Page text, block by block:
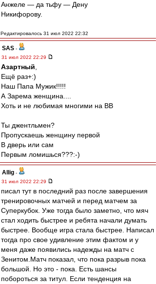
Анжеле — да тьфу — Дену
Никифорову.
Редактировалось 31 июл 2022 22:32
SAS -
31 июл 2022 22:29
Азартный
Ещё раз+:)
Наш Папа Мужик!!!!!
А Зарема женщина....
Хоть и не любимая многими на ВВ
Ты джентльмен?
Пропускаешь женщину первой
В дверь или сам
Первым ломишься???:-)
Allig -
31 июл 2022 22:29
писал тут в последний раз после завершения
тренировочных матчей и перед матчем за
Суперкубок. Уже тогда было заметно, что мяч
стал ходить быстрее и ребята начали думать
быстрее. Вообще игра стала быстрее. Написал
тогда про свое удивление этим фактом и у
меня даже появились надежды на матч с
Зенитом.Матч показал, что пока разрыв пока
большой. Но это - пока. Есть шансы
побороться за титул. Если тенденция на